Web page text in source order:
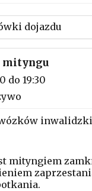
dojazdu
mityngu
do 19:30
mityngiem